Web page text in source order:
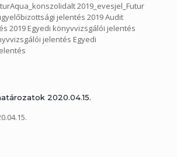
2019_evesjel_Futur
jelentés 2019 Audit
2019 Egyedi könyvvizsgálói jelentés
jelentés Egyedi
2020.04.15.